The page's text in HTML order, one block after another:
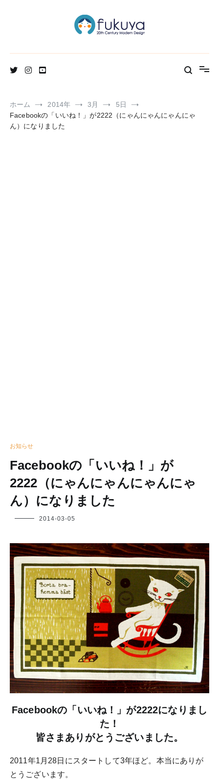
ホーム 2014年 3月
5日
Facebookの「いいね！」が2222（にゃんにゃんにゃんにゃ
ん）になりました
お知らせ
Facebookの「いいね！」が
2222（にゃんにゃんにゃんにゃ
ん）になりました
フ
2014-03-05
Facebookの「いいね！」が2222になりまし
た！
皆さまありがとうございました。
2011年1月28日にスタートして3年ほど。本当にありが
とうございます。